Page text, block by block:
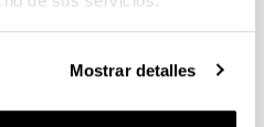
Mostrar detalles
Volver arriba